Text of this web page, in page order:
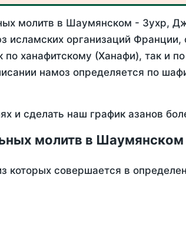
молитв в Шаумянском - Зухр,
организаций
ханафитскому (Ханафи), так и
намоз определяется по
и сделать наш график азанов
молитв в Шаумянском
которых совершается в